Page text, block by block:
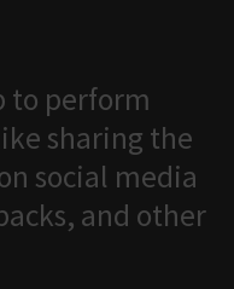
to perform
sharing the
social media
and other